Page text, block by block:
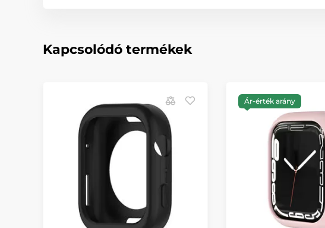
Kapcsolódó termékek
Ár-érték arány